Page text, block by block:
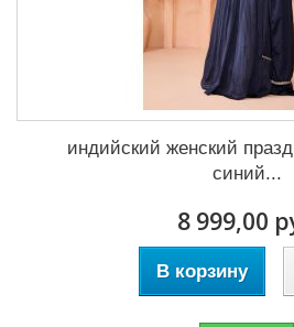
индийский женский
синий...
8 999,00
В корзину